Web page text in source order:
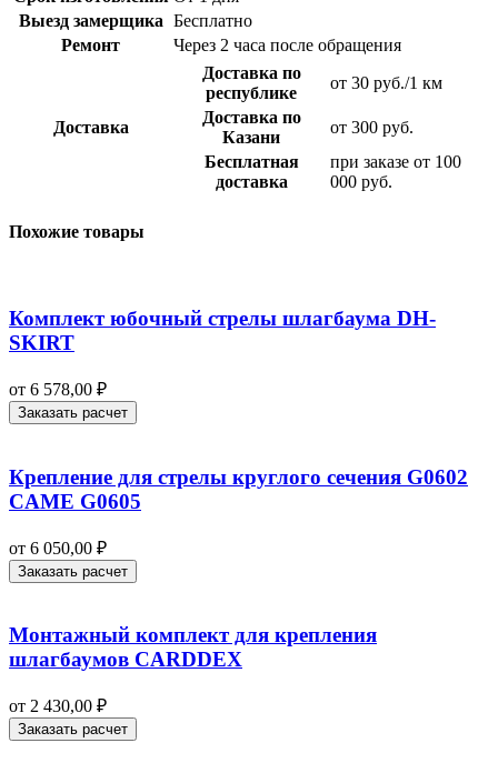
Выезд замерщика Бесплатно
Ремонт
Через 2 часа после обращения
Доставка
Доставка по
республике
от 30 руб./1 км
Доставка по
Казани
от 300 руб.
Бесплатная
доставка
при заказе от 100
000 руб.
Похожие товары
Комплект юбочный стрелы шлагбаума DH-
SKIRT
от 6 578,00 ₽
Заказать расчет
Крепление для стрелы круглого сечения G0602
CAME G0605
от 6 050,00 ₽
Заказать расчет
Монтажный комплект для крепления
шлагбаумов CARDDEX
от 2 430,00 ₽
Заказать расчет